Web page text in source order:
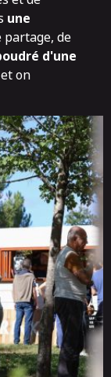
une
partage, de
d'une
on